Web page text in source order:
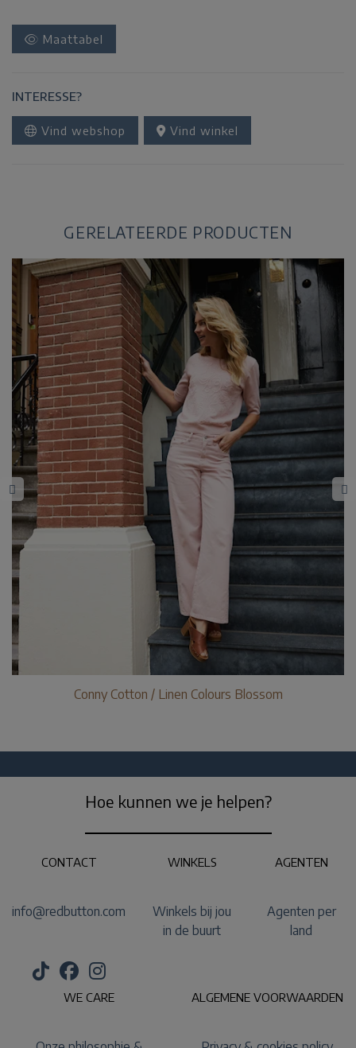
Maattabel
INTERESSE?
Vind webshop Vind winkel
GERELATEERDE PRODUCTEN
Conny Cotton / Linen Colours Blossom
Hoe kunnen we je helpen?
CONTACT
info@redbutton.com
WINKELS
Winkels bij jou
in de buurt
AGENTEN
Agenten per
land
WE CARE ALGEMENE VOORWAARDEN